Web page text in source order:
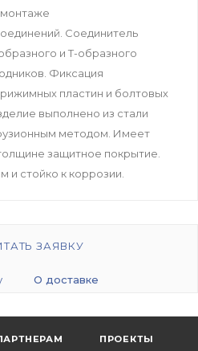
монтаже
Соединитель
и Т-образного
Фиксация
пластин и болтовых
выполнено из стали
методом. Имеет
защитное покрытие.
и стойко к коррозии.
ЗАЯВКУ
О доставке
ПРОЕКТЫ